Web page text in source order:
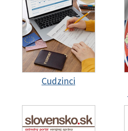
Cudzinci